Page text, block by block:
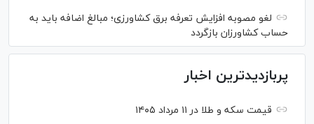
لغو مصوبه افزایش تعرفه برق کشاورزی؛ مبالغ اضافه باید به
حساب کشاورزان بازگردد
پربازدیدترین اخبار
قیمت سکه و طلا در ۱۱ مرداد ۱۴۰۵